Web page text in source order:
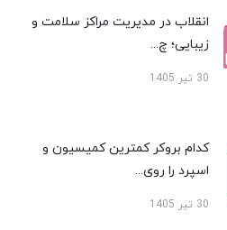
انقلاب در مدیریت مراکز سلامت و
زیبایی؛ چ...
30 تیر 1405
کدام بروکر کمترین کمیسیون و
اسپرد را روی...
30 تیر 1405